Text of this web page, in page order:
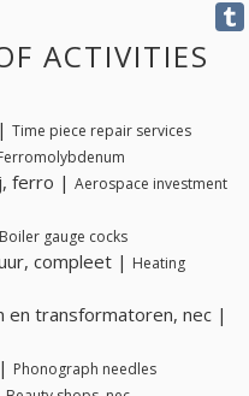
ACTIVITIES
Time piece repair services
ferro | Aerospace investment
Boiler gauge cocks
compleet | Heating
en transformatoren, nec |
Phonograph needles